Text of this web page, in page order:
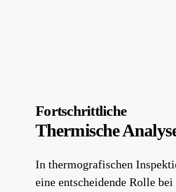
Fortschrittliche
Thermische
In thermografischen
eine entscheidende Rolle